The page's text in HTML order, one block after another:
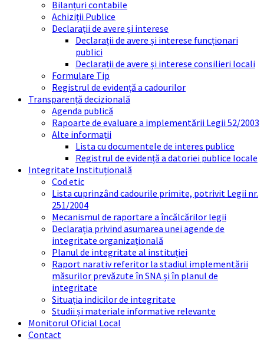
Bilanțuri contabile
Achiziții Publice
Declarații de avere și interese
Declarații de avere și interese funcționari
publici
Declarații de avere și interese consilieri locali
Formulare Tip
Registrul de evidență a cadourilor
Transparență decizională
Agenda publică
Rapoarte de evaluare a implementării Legii 52/2003
Alte informații
Lista cu documentele de interes publice
Registrul de evidență a datoriei publice locale
Integritate Instituțională
Cod etic
Lista cuprinzând cadourile primite, potrivit Legii nr.
251/2004
Mecanismul de raportare a încălcărilor legii
Declarația privind asumarea unei agende de
integritate organizațională
Planul de integritate al instituției
Raport narativ referitor la stadiul implementării
măsurilor prevăzute în SNA și în planul de
integritate
Situația indicilor de integritate
Studii și materiale informative relevante
Monitorul Oficial Local
Contact